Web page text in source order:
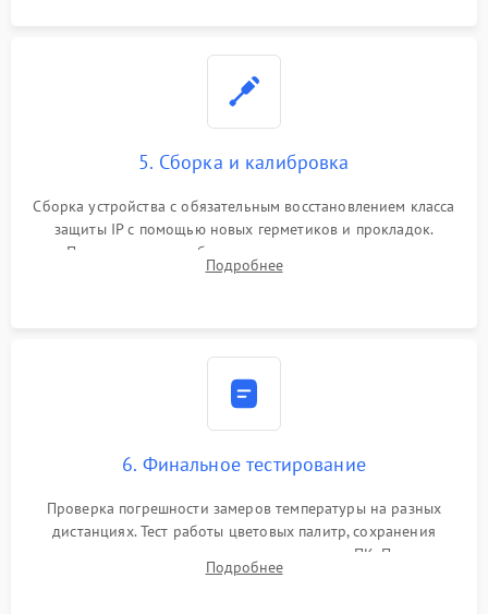
5. Сборка и калибровка
Сборка устройства с обязательным восстановлением класса
защиты IP с помощью новых герметиков и прокладок.
Программная калибровка матрицы по эталонному
абсолютно черному телу для точного измерения температур.
Подробнее
6. Финальное тестирование
Проверка погрешности замеров температуры на разных
дистанциях. Тест работы цветовых палитр, сохранения
термограмм в память и передачи данных на ПК. Проверка
автономности работы и итоговый контроль качества.
Подробнее